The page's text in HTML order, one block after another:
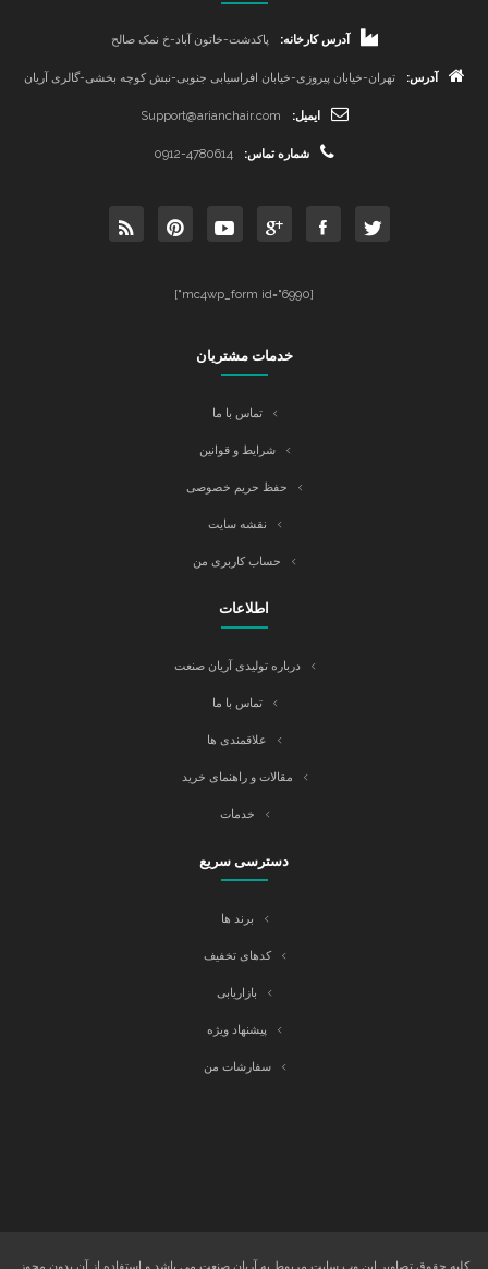
آدرس کارخانه: پاکدشت-خاتون آباد-خ نمک صالح
آدرس: تهران-خیابان پیروزی-خیابان افراسیابی جنوبی-نبش کوچه بخشی-گالری آریان
ایمیل: Support@arianchair.com
شماره تماس: 0912-4780614
[mc4wp_form id="6990"]
خدمات مشتریان
تماس با ما
شرایط و قوانین
حفظ حریم خصوصی
نقشه سایت
حساب کاربری من
اطلاعات
درباره تولیدی آریان صنعت
تماس با ما
علاقمندی ها
مقالات و راهنمای خرید
خدمات
دسترسی سریع
برند ها
کدهای تخفیف
بازاریابی
پیشنهاد ویژه
سفارشات من
کلیه حقوق تصاویر این وب سایت مربوط به آریان صنعت می باشد و استفاده از آن بدون مجوز